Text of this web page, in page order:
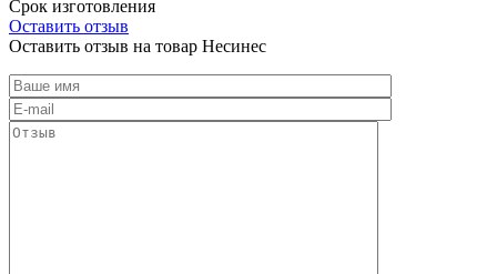
Срок изготовления
Оставить отзыв
Оставить отзыв на товар Несинес